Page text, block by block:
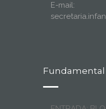
E-mail:
Fundamental